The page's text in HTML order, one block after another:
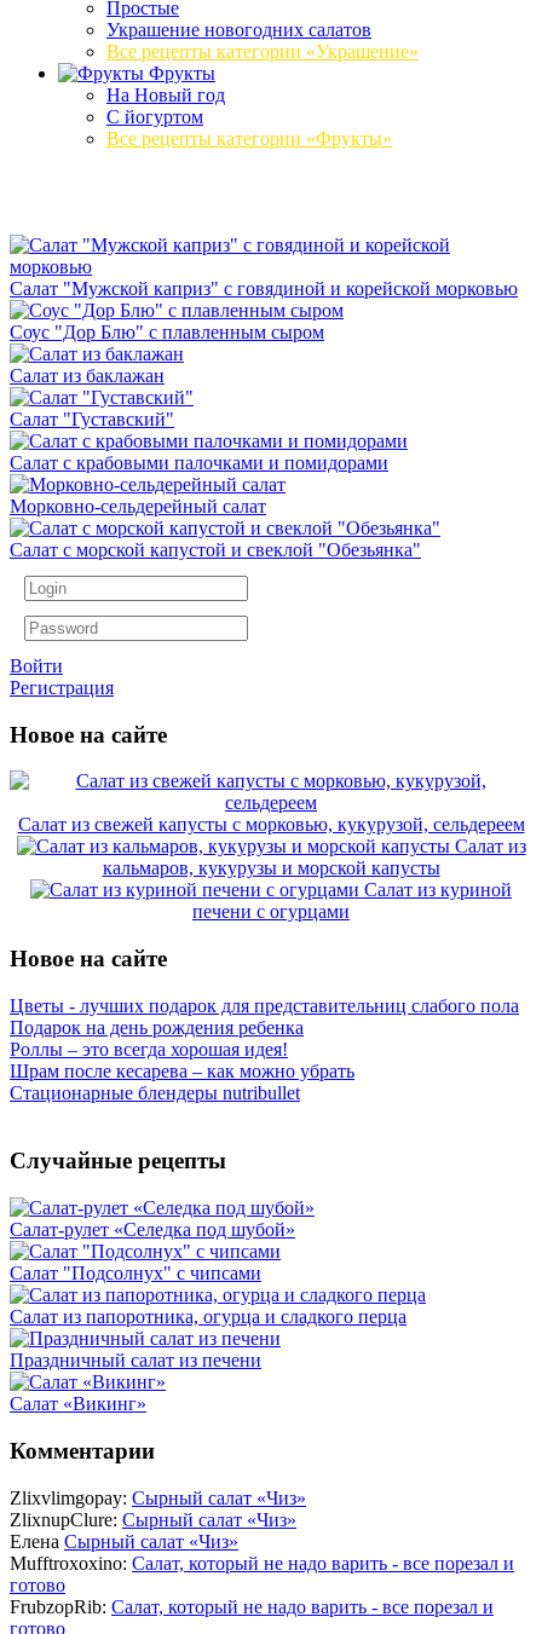
Простые
Украшение новогодних салатов
Все рецепты категории «Украшение»
Фрукты
На Новый год
С йогуртом
Все рецепты категории «Фрукты»
Салат "Мужской каприз" с говядиной и корейской морковью
Соус "Дор Блю" с плавленным сыром
Салат из баклажан
Салат "Густавский"
Салат с крабовыми палочками и помидорами
Морковно-сельдерейный салат
Салат с морской капустой и свеклой "Обезьянка"
Войти
Регистрация
Новое на сайте
Салат из свежей капусты с морковью, кукурузой, сельдереем
Салат из
кальмаров, кукурузы и морской капусты
Салат из куриной
печени с огурцами
Новое на сайте
Цветы - лучших подарок для представительниц слабого пола
Подарок на день рождения ребенка
Роллы – это всегда хорошая идея!
Шрам после кесарева – как можно убрать
Стационарные блендеры nutribullet
Случайные рецепты
Салат-рулет «Селедка под шубой»
Салат "Подсолнух" с чипсами
Салат из папоротника, огурца и сладкого перца
Праздничный салат из печени
Салат «Викинг»
Комментарии
Zlixvlimgopay: Сырный салат «Чиз»
ZlixnupClure: Сырный салат «Чиз»
Елена Сырный салат «Чиз»
Mufftroxoxino: Салат, который не надо варить - все порезал и
готово
FrubzopRib: Салат, который не надо варить - все порезал и
готово